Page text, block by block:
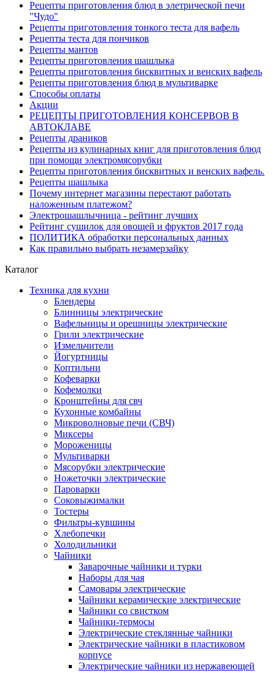
Рецепты приготовления блюд в элетрической печи
"Чудо"
Рецепты приготовления тонкого теста для вафель
Рецепты теста для пончиков
Рецепты мантов
Рецепты приготовления шашлыка
Рецепты приготовления бисквитных и венских вафель
Рецепты приготовления блюд в мультиварке
Способы оплаты
Акции
РЕЦЕПТЫ ПРИГОТОВЛЕНИЯ КОНСЕРВОВ В
АВТОКЛАВЕ
Рецепты драников
Рецепты из кулинарных книг для приготовления блюд
при помощи электромясорубки
Рецепты приготовления бисквитных и венских вафель.
Рецепты шашлыка
Почему интернет магазины перестают работать
наложенным платежом?
Электрошашлычница - рейтинг лучших
Рейтинг сушилок для овощей и фруктов 2017 года
ПОЛИТИКА обработки персональных данных
Как правильно выбрать незамерзайку
Каталог
Техника для кухни
Блендеры
Блинницы электрические
Вафельницы и орешницы электрические
Грили электрические
Измельчители
Йогуртницы
Коптильни
Кофеварки
Кофемолки
Кронштейны для свч
Кухонные комбайны
Микроволновые печи (СВЧ)
Миксеры
Мороженицы
Мультиварки
Мясорубки электрические
Ножеточки электрические
Пароварки
Соковыжималки
Тостеры
Фильтры-кувшины
Хлебопечки
Холодильники
Чайники
Заварочные чайники и турки
Наборы для чая
Самовары электрические
Чайники керамические электрические
Чайники со свистком
Чайники-термосы
Электрические стеклянные чайники
Электрические чайники в пластиковом
корпусе
Электрические чайники из нержавеющей